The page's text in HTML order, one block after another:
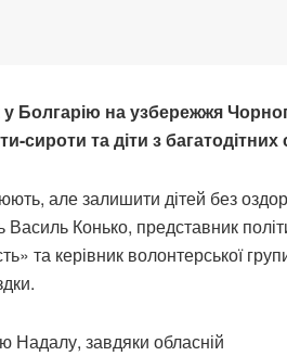
Болгарію на узбережжя
сироти та діти з багатодітних
але залишити дітей без
Конько, представник
та керівник волонтерської
Надалу, завдяки обласній